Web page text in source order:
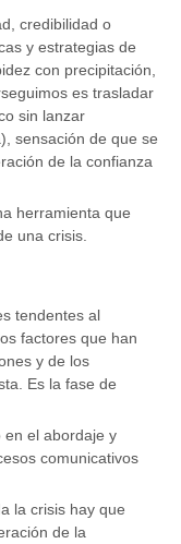
credibilidad o
y estrategias de
con precipitación,
es trasladar
sin lanzar
sensación de que se
de la confianza
herramienta que
una crisis.
tendentes al
factores que han
y de los
Es la fase de
en el abordaje y
comunicativos
la crisis hay que
de la